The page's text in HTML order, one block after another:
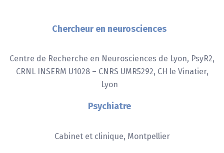
Chercheur en neurosciences
Centre de Recherche en Neurosciences de Lyon, PsyR2,
CRNL INSERM U1028 – CNRS UMR5292, CH le Vinatier,
Lyon
Psychiatre
Cabinet et clinique, Montpellier